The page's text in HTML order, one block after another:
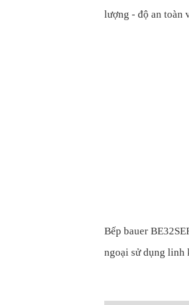
lượng - độ an toàn
Bếp bauer
ngoại sử dụng linh
năng, nấu ăn